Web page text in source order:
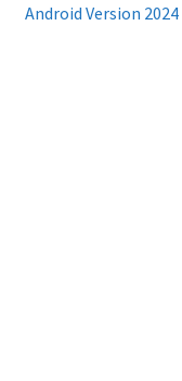
Android Version 2024